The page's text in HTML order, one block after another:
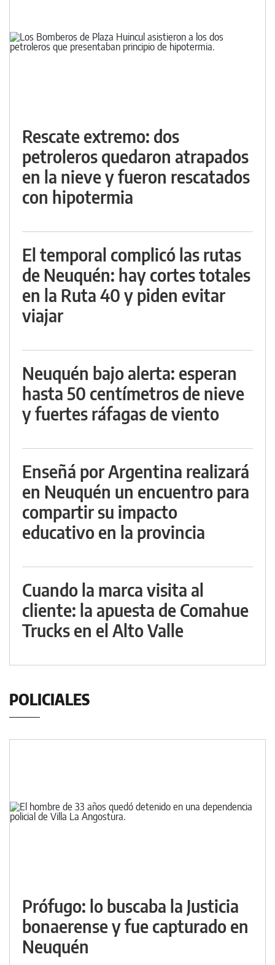
Rescate extremo: dos
petroleros quedaron atrapados
en la nieve y fueron rescatados
con hipotermia
El temporal complicó las rutas
de Neuquén: hay cortes totales
en la Ruta 40 y piden evitar
viajar
Neuquén bajo alerta: esperan
hasta 50 centímetros de nieve
y fuertes ráfagas de viento
Enseñá por Argentina realizará
en Neuquén un encuentro para
compartir su impacto
educativo en la provincia
Cuando la marca visita al
cliente: la apuesta de Comahue
Trucks en el Alto Valle
POLICIALES
Prófugo: lo buscaba la Justicia
bonaerense y fue capturado en
Neuquén